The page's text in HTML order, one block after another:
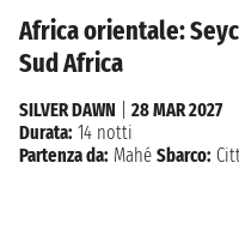
Africa orientale:
Sud Africa
SILVER DAWN
28 MAR 2027
Durata: 14 notti
Partenza da: Mahé Sbarco: